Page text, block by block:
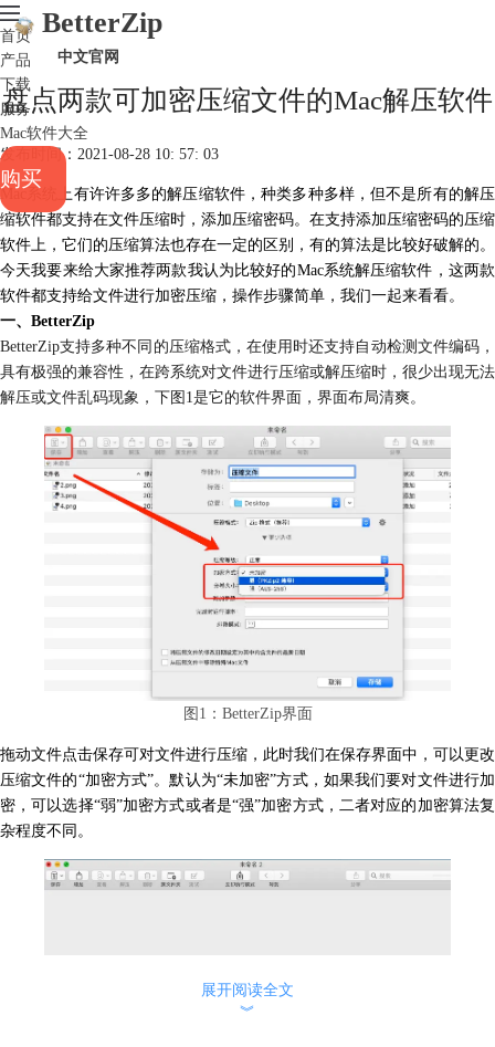
BetterZip
中文官网
首页
产品
下载
服务
Mac软件大全
购买
盘点两款可加密压缩文件的Mac解压软件
发布时间：2021-08-28 10: 57: 03
Mac系统上有许许多多的解压缩软件，种类多种多样，但不是所有的解压
缩软件都支持在文件压缩时，添加压缩密码。在支持添加压缩密码的压缩
软件上，它们的压缩算法也存在一定的区别，有的算法是比较好破解的。
今天我要来给大家推荐两款我认为比较好的Mac系统解压缩软件，这两款
软件都支持给文件进行加密压缩，操作步骤简单，我们一起来看看。
一、BetterZip
BetterZip支持多种不同的压缩格式，在使用时还支持自动检测文件编码，
具有极强的兼容性，在跨系统对文件进行压缩或解压缩时，很少出现无法
解压或文件乱码现象，下图1是它的软件界面，界面布局清爽。
图1：BetterZip界面
拖动文件点击保存可对文件进行压缩，此时我们在保存界面中，可以更改
压缩文件的“加密方式”。默认为“未加密”方式，如果我们要对文件进行加
密，可以选择“弱”加密方式或者是“强”加密方式，二者对应的加密算法复
杂程度不同。
展开阅读全文
︾